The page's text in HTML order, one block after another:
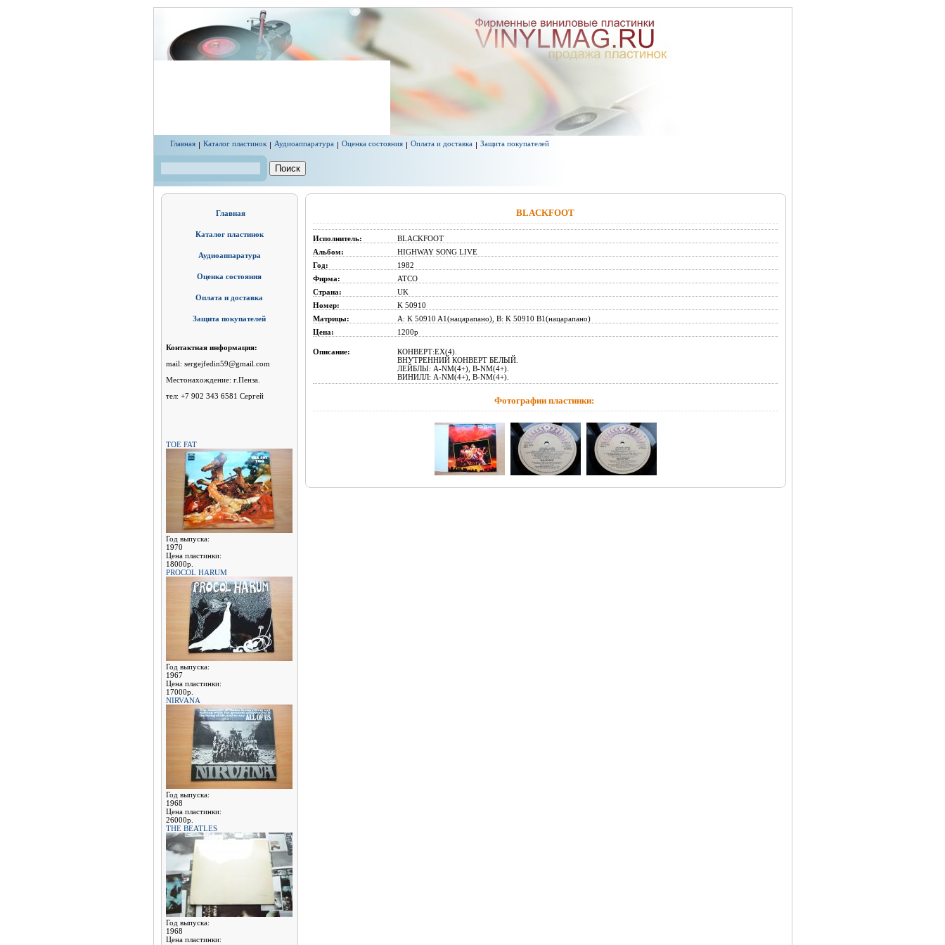
Главная Каталог пластинок Аудиоаппаратура Оценка состояния Оплата и доставка Защита покупателей
Главная
Каталог пластинок
Аудиоаппаратура
Оценка состояния
Оплата и доставка
Защита покупателей
Контактная информация:
mail: sergejfedin59@gmail.com
Местонахождение: г.Пенза.
тел: +7 902 343 6581 Сергей
TOE FAT
Год выпуска:
1970
Цена пластинки:
18000р.
PROCOL HARUM
Год выпуска:
1967
Цена пластинки:
17000р.
NIRVANA
Год выпуска:
1968
Цена пластинки:
26000р.
THE BEATLES
Год выпуска:
1968
Цена пластинки:
BLACKFOOT
Исполнитель:
BLACKFOOT
Альбом:
HIGHWAY SONG LIVE
Год:
1982
Фирма:
ATCO
Страна:
UK
Номер:
K 50910
Матрицы:
A: K 50910 A1(нацарапано), B: K 50910 B1(нацарапано)
Цена:
1200р
Описание:
КОНВЕРТ:EX(4).
ВНУТРЕННИЙ КОНВЕРТ БЕЛЫЙ.
ЛЕЙБЛЫ: A-NM(4+), B-NM(4+).
ВИНИЛЛ: A-NM(4+), B-NM(4+).
Фотографии пластинки: